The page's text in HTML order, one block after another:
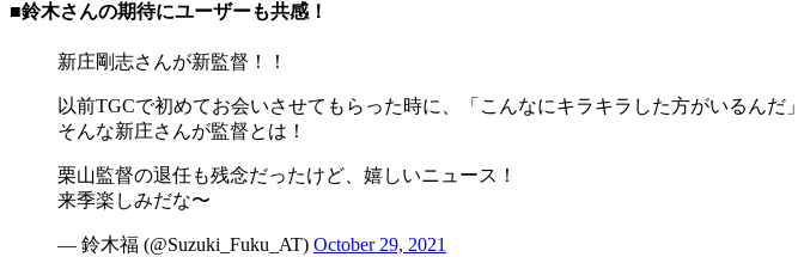
■鈴木さんの期待にユーザーも共感！
新庄剛志さんが新監督！！
以前TGCで初めてお会いさせてもらった時に、「こんなにキラキラした方がいるんだ
そんな新庄さんが監督とは！
栗山監督の退任も残念だったけど、嬉しいニュース！
来季楽しみだな〜
— 鈴木福 (@Suzuki_Fuku_AT) October 29, 2021